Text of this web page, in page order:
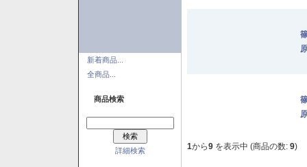
新着商品...
全商品...
商品検索
詳細検索 1から9 を表示中 (商品の数: 9)